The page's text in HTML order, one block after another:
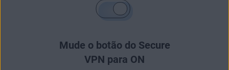
Mude o botão do Secure
VPN para ON